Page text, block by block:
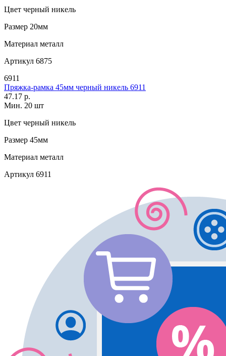
Цвет черный никель
Размер 20мм
Материал металл
Артикул 6875
6911
Пряжка-рамка 45мм черный никель 6911
47.17 р.
Мин. 20 шт
Цвет черный никель
Размер 45мм
Материал металл
Артикул 6911